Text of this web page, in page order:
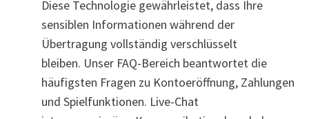
Diese Technologie gewährleistet, dass Ihre
sensiblen Informationen während der
Übertragung vollständig verschlüsselt
bleiben. Unser FAQ-Bereich beantwortet die
häufigsten Fragen zu Kontoeröffnung, Zahlungen
und Spielfunktionen. Live-Chat